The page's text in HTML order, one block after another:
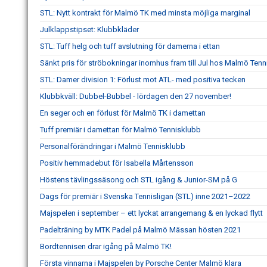
STL: Nytt kontrakt för Malmö TK med minsta möjliga marginal
Julklappstipset: Klubbkläder
STL: Tuff helg och tuff avslutning för damerna i ettan
Sänkt pris för ströbokningar inomhus fram till Jul hos Malmö
STL: Damer division 1: Förlust mot ATL- med positiva tecken
Klubbkväll: Dubbel-Bubbel - lördagen den 27 november!
En seger och en förlust för Malmö TK i damettan
Tuff premiär i damettan för Malmö Tennisklubb
Personalförändringar i Malmö Tennisklubb
Positiv hemmadebut för Isabella Mårtensson
Höstens tävlingssäsong och STL igång & Junior-SM på G
Dags för premiär i Svenska Tennisligan (STL) inne 2021–2022
Majspelen i september – ett lyckat arrangemang & en lyckad flytt
Padelträning by MTK Padel på Malmö Mässan hösten 2021
Bordtennisen drar igång på Malmö TK!
Första vinnarna i Majspelen by Porsche Center Malmö klara